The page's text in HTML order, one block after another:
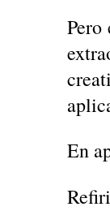
Pero
En